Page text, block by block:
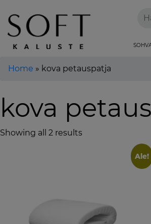
Home » kova petauspatja
kova
Showing all 2 results
Ale!